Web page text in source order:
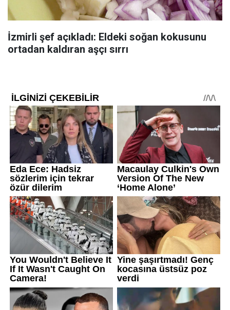
İzmirli şef açıkladı: Eldeki soğan kokusunu
ortadan kaldıran aşçı sırrı